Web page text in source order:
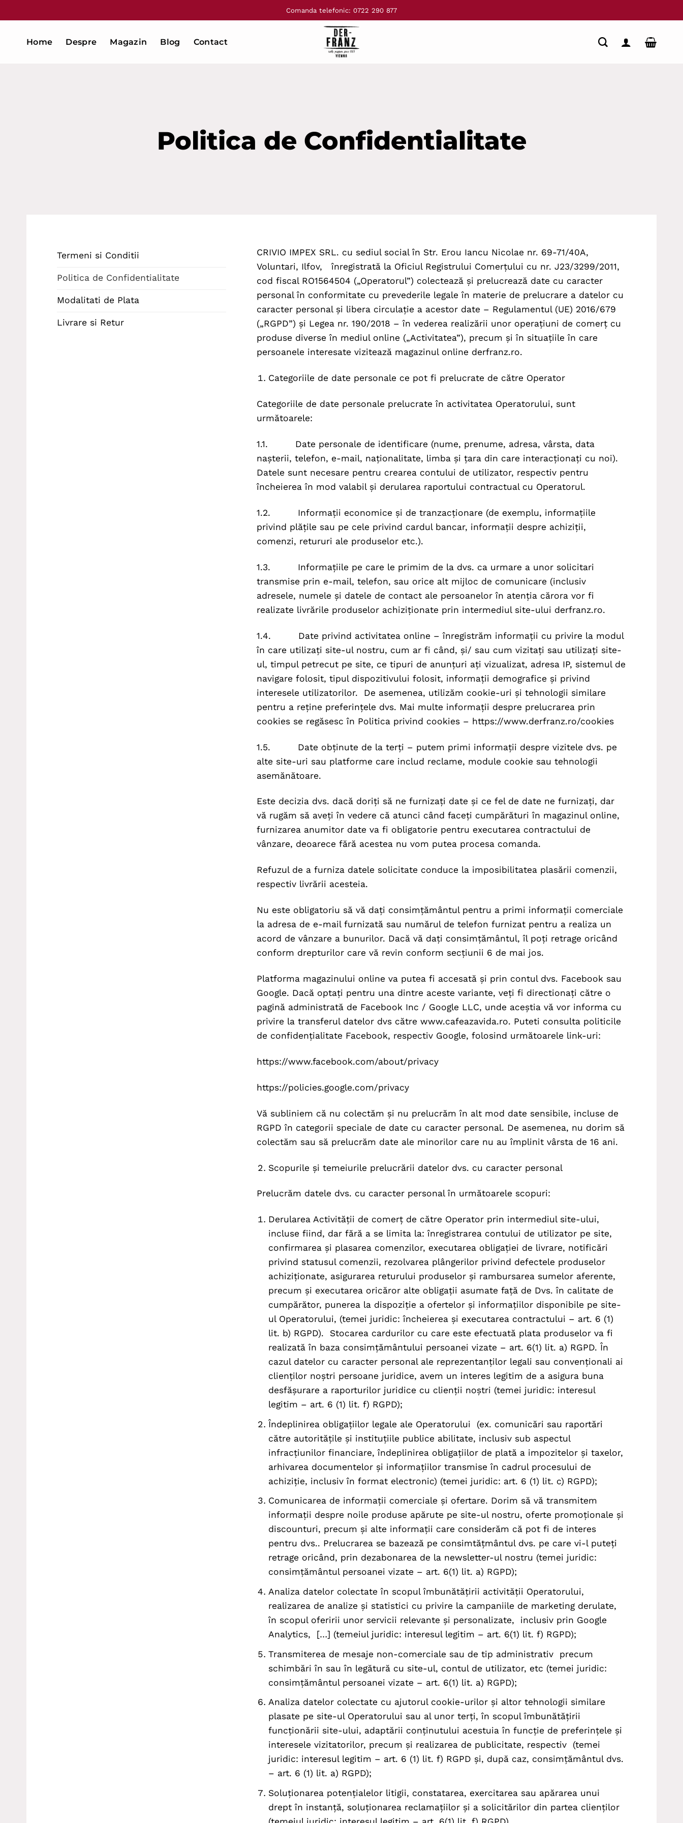
to
Comanda telefonic: 0722 290 877
Home Despre Magazin Blog Contact
Politica de Confidentialitate
Termeni si Conditii
Politica de Confidentialitate
Modalitati de Plata
Livrare si Retur
CRIVIO IMPEX SRL. cu sediul social în Str. Erou Iancu Nicolae nr. 69-71/40A,
Voluntari, Ilfov, înregistrată la Oficiul Registrului Comerțului cu nr. J23/3299/2011,
cod fiscal RO1564504 („Operatorul”) colectează și prelucrează date cu caracter
personal în conformitate cu prevederile legale în materie de prelucrare a datelor cu
caracter personal și libera circulație a acestor date – Regulamentul (UE) 2016/679
(„RGPD”) și Legea nr. 190/2018 – în vederea realizării unor operațiuni de comerț cu
produse diverse în mediul online („Activitatea”), precum și în situațiile în care
persoanele interesate vizitează magazinul online derfranz.ro.
Categoriile de date personale ce pot fi prelucrate de către Operator
Categoriile de date personale prelucrate în activitatea Operatorului, sunt
următoarele:
1.1. Date personale de identificare (nume, prenume, adresa, vârsta, data
nașterii, telefon, e-mail, naționalitate, limba și țara din care interacționați cu noi).
Datele sunt necesare pentru crearea contului de utilizator, respectiv pentru
încheierea în mod valabil și derularea raportului contractual cu Operatorul.
1.2. Informații economice și de tranzacționare (de exemplu, informațiile
privind plățile sau pe cele privind cardul bancar, informații despre achiziții,
comenzi, retururi ale produselor etc.).
1.3. Informațiile pe care le primim de la dvs. ca urmare a unor solicitari
transmise prin e-mail, telefon, sau orice alt mijloc de comunicare (inclusiv
adresele, numele și datele de contact ale persoanelor în atenția cărora vor fi
realizate livrările produselor achiziționate prin intermediul site-ului derfranz.ro.
1.4. Date privind activitatea online – înregistrăm informații cu privire la modul
în care utilizați site-ul nostru, cum ar fi când, și/ sau cum vizitați sau utilizați site-
ul, timpul petrecut pe site, ce tipuri de anunțuri ați vizualizat, adresa IP, sistemul de
navigare folosit, tipul dispozitivului folosit, informații demografice și privind
interesele utilizatorilor. De asemenea, utilizăm cookie-uri și tehnologii similare
pentru a reține preferințele dvs. Mai multe informații despre prelucrarea prin
cookies se regăsesc în Politica privind cookies – https://www.derfranz.ro/cookies
1.5. Date obținute de la terți – putem primi informații despre vizitele dvs. pe
alte site-uri sau platforme care includ reclame, module cookie sau tehnologii
asemănătoare.
Este decizia dvs. dacă doriți să ne furnizați date și ce fel de date ne furnizați, dar
vă rugăm să aveți în vedere că atunci când faceți cumpărături în magazinul online,
furnizarea anumitor date va fi obligatorie pentru executarea contractului de
vânzare, deoarece fără acestea nu vom putea procesa comanda.
Refuzul de a furniza datele solicitate conduce la imposibilitatea plasării comenzii,
respectiv livrării acesteia.
Nu este obligatoriu să vă dați consimțământul pentru a primi informații comerciale
la adresa de e-mail furnizată sau numărul de telefon furnizat pentru a realiza un
acord de vânzare a bunurilor. Dacă vă dați consimțământul, îl poți retrage oricând
conform drepturilor care vă revin conform secțiunii 6 de mai jos.
Platforma magazinului online va putea fi accesată și prin contul dvs. Facebook sau
Google. Dacă optați pentru una dintre aceste variante, veți fi directionați către o
pagină administrată de Facebook Inc / Google LLC, unde aceștia vă vor informa cu
privire la transferul datelor dvs către www.cafeazavida.ro. Puteti consulta politicile
de confidențialitate Facebook, respectiv Google, folosind următoarele link-uri:
https://www.facebook.com/about/privacy
https://policies.google.com/privacy
Vă subliniem că nu colectăm și nu prelucrăm în alt mod date sensibile, incluse de
RGPD în categorii speciale de date cu caracter personal. De asemenea, nu dorim să
colectăm sau să prelucrăm date ale minorilor care nu au împlinit vârsta de 16 ani.
Scopurile și temeiurile prelucrării datelor dvs. cu caracter personal
Prelucrăm datele dvs. cu caracter personal în următoarele scopuri:
Derularea Activității de comerț de către Operator prin intermediul site-ului,
incluse fiind, dar fără a se limita la: înregistrarea contului de utilizator pe site,
confirmarea și plasarea comenzilor, executarea obligației de livrare, notificări
privind statusul comenzii, rezolvarea plângerilor privind defectele produselor
achiziționate, asigurarea returului produselor și rambursarea sumelor aferente,
precum și executarea oricăror alte obligații asumate față de Dvs. în calitate de
cumpărător, punerea la dispoziție a ofertelor și informațiilor disponibile pe site-
ul Operatorului, (temei juridic: încheierea și executarea contractului – art. 6 (1)
lit. b) RGPD). Stocarea cardurilor cu care este efectuată plata produselor va fi
realizată în baza consimțământului persoanei vizate – art. 6(1) lit. a) RGPD. În
cazul datelor cu caracter personal ale reprezentanților legali sau convenționali ai
clienților noștri persoane juridice, avem un interes legitim de a asigura buna
desfășurare a raporturilor juridice cu clienții noștri (temei juridic: interesul
legitim – art. 6 (1) lit. f) RGPD);
Îndeplinirea obligațiilor legale ale Operatorului (ex. comunicări sau raportări
către autoritățile și instituțiile publice abilitate, inclusiv sub aspectul
infracțiunilor financiare, îndeplinirea obligațiilor de plată a impozitelor și taxelor,
arhivarea documentelor și informațiilor transmise în cadrul procesului de
achiziție, inclusiv în format electronic) (temei juridic: art. 6 (1) lit. c) RGPD);
Comunicarea de informații comerciale și ofertare. Dorim să vă transmitem
informații despre noile produse apărute pe site-ul nostru, oferte promoționale și
discounturi, precum și alte informații care considerăm că pot fi de interes
pentru dvs.. Prelucrarea se bazează pe consimtățmântul dvs. pe care vi-l puteți
retrage oricând, prin dezabonarea de la newsletter-ul nostru (temei juridic:
consimțământul persoanei vizate – art. 6(1) lit. a) RGPD);
Analiza datelor colectate în scopul îmbunătățirii activității Operatorului,
realizarea de analize și statistici cu privire la campaniile de marketing derulate,
în scopul oferirii unor servicii relevante și personalizate, inclusiv prin Google
Analytics, […] (temeiul juridic: interesul legitim – art. 6(1) lit. f) RGPD);
Transmiterea de mesaje non-comerciale sau de tip administrativ precum
schimbări în sau în legătură cu site-ul, contul de utilizator, etc (temei juridic:
consimțământul persoanei vizate – art. 6(1) lit. a) RGPD);
Analiza datelor colectate cu ajutorul cookie-urilor și altor tehnologii similare
plasate pe site-ul Operatorului sau al unor terți, în scopul îmbunătățirii
funcționării site-ului, adaptării conținutului acestuia în funcție de preferințele și
interesele vizitatorilor, precum și realizarea de publicitate, respectiv (temei
juridic: interesul legitim – art. 6 (1) lit. f) RGPD și, după caz, consimțământul dvs.
– art. 6 (1) lit. a) RGPD);
Soluționarea potențialelor litigii, constatarea, exercitarea sau apărarea unui
drept în instanţă, soluționarea reclamațiilor și a solicitărilor din partea clienților